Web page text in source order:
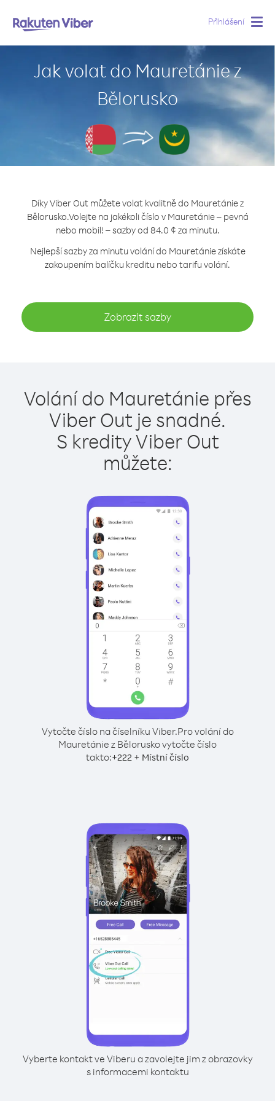
Přihlášení
Jak volat do Mauretánie z
Bělorusko
Díky Viber Out můžete volat kvalitně do Mauretánie z
Bělorusko.Volejte na jakékoli číslo v Mauretánie – pevná
nebo mobil! – sazby od 84.0 ¢ za minutu.
Nejlepší sazby za minutu volání do Mauretánie získáte
zakoupením balíčku kreditu nebo tarifu volání.
Zobrazit sazby
Volání do Mauretánie přes
Viber Out je snadné.
S kredity Viber Out
můžete:
Vytočte číslo na číselníku Viber.Pro volání do
Mauretánie z Bělorusko vytočte číslo
takto:+222 + Místní číslo
Vyberte kontakt ve Viberu a zavolejte jim z obrazovky
s informacemi kontaktu